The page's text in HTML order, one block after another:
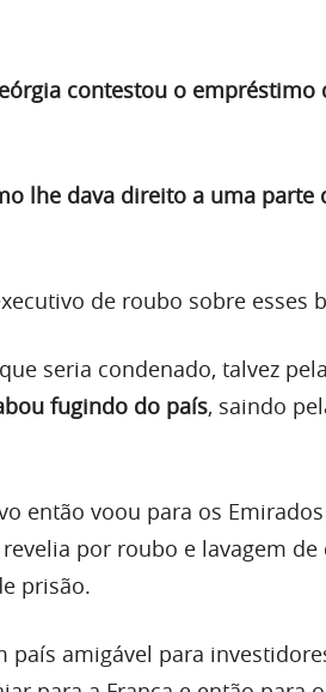
contestou o empréstimo
lhe dava direito a uma parte
de roubo sobre esses
seria condenado, talvez pela
fugindo do país, saindo
então voou para os
por roubo e lavagem
prisão.
país amigável para